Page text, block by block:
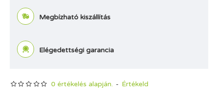
Megbízható kiszállítás
Elégedettségi garancia
0 értékelés alapján. - Értékeld